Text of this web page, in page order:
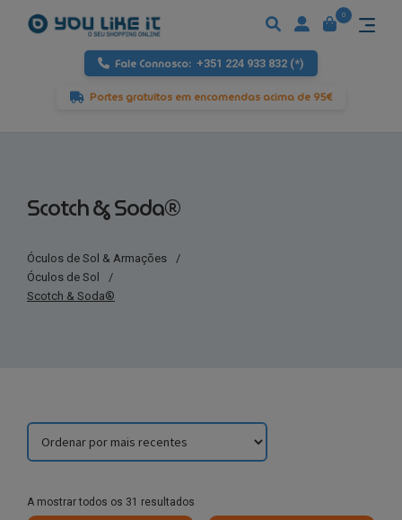
Fale Connosco: +351 224 933 832 (*)
Portes gratuitos em encomendas acima de 95€
0
Scotch & Soda®
Óculos de Sol & Armações
/
Óculos de Sol
/
Scotch & Soda®
A mostrar todos os 31 resultados